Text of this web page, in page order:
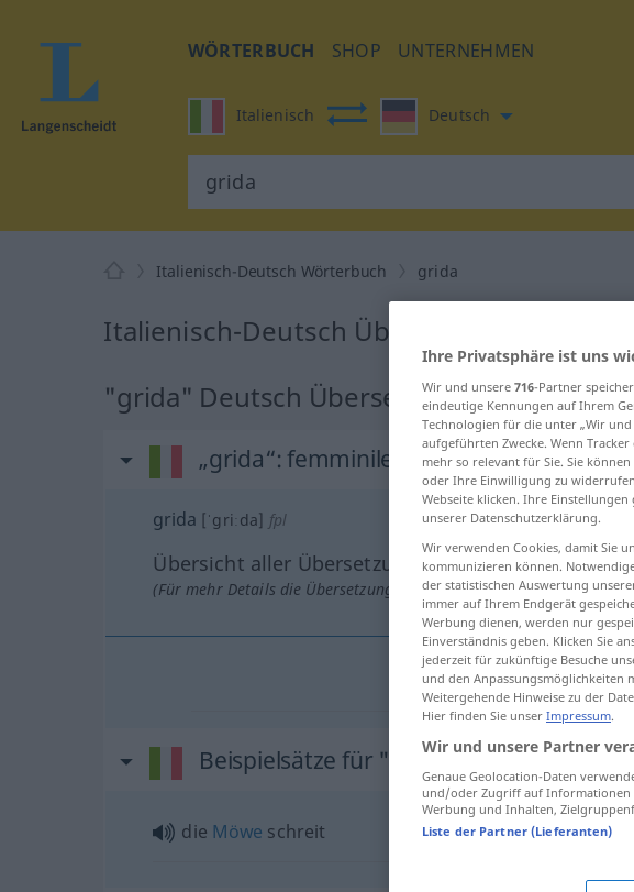
WÖRTERBUCH SHOP UNTERNEHMEN
Italienisch Deutsch
Italienisch-Deutsch Wörterbuch grida
Italienisch-Deutsch Übersetzung für
"grida" Deutsch Übersetzung
„grida“: femminile plurale
grida [ˈgriːda] fpl
Übersicht aller Übersetzungen
(Für mehr Details die Übersetzung anklicken/antippen)
Beispielsätze für "grida"
die Möwe schreit
Ihre Privatsphäre ist uns
Wir und unsere 716-Partner
eindeutige Kennungen auf Ihrem
Technologien für die unter „Wir
aufgeführten Zwecke. Wenn
mehr so relevant für Sie. Sie
oder Ihre Einwilligung zu
Webseite klicken. Ihre
unserer Datenschutzerklärung.
Wir verwenden Cookies, damit Sie
kommunizieren können.
der statistischen Auswertung
immer auf Ihrem Endgerät
Werbung dienen, werden nur
Einverständnis geben. Klicken Sie
jederzeit für zukünftige Besuche
und den Anpassungsmöglichkeiten
Weitergehende Hinweise zu der
Hier finden Sie unser Impressum.
Wir und unsere Partner
Genaue Geolocation-Daten
und/oder Zugriff auf Informationen
Werbung und Inhalten,
Liste der Partner (Lieferanten)